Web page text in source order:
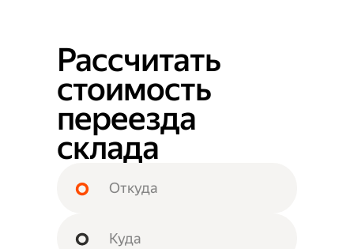
Рассчитать
стоимость
переезда
склада